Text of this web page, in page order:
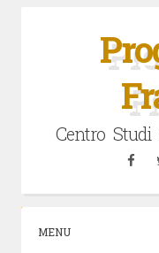
Centro
MENU